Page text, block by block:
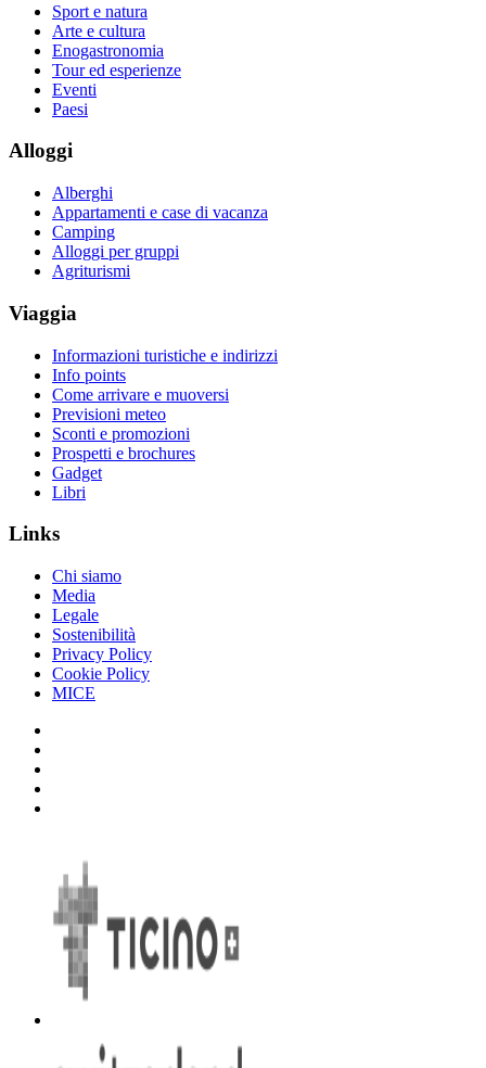
Sport e natura
Arte e cultura
Enogastronomia
Tour ed esperienze
Eventi
Paesi
Alloggi
Alberghi
Appartamenti e case di vacanza
Camping
Alloggi per gruppi
Agriturismi
Viaggia
Informazioni turistiche e indirizzi
Info points
Come arrivare e muoversi
Previsioni meteo
Sconti e promozioni
Prospetti e brochures
Gadget
Libri
Links
Chi siamo
Media
Legale
Sostenibilità
Privacy Policy
Cookie Policy
MICE